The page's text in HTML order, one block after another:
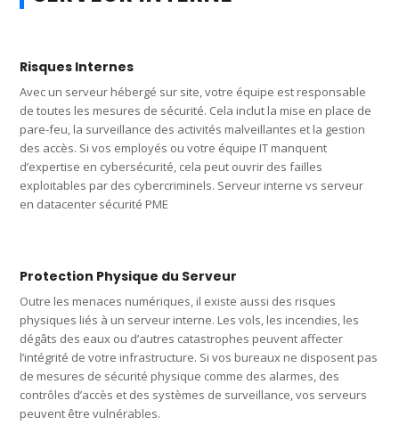
Risques Internes
Avec un serveur hébergé sur site, votre équipe est responsable
de toutes les mesures de sécurité. Cela inclut la mise en place de
pare-feu, la surveillance des activités malveillantes et la gestion
des accès. Si vos employés ou votre équipe IT manquent
d’expertise en cybersécurité, cela peut ouvrir des failles
exploitables par des cybercriminels. Serveur interne vs serveur
en datacenter sécurité PME
Protection Physique du Serveur
Outre les menaces numériques, il existe aussi des risques
physiques liés à un serveur interne. Les vols, les incendies, les
dégâts des eaux ou d’autres catastrophes peuvent affecter
l’intégrité de votre infrastructure. Si vos bureaux ne disposent pas
de mesures de sécurité physique comme des alarmes, des
contrôles d’accès et des systèmes de surveillance, vos serveurs
peuvent être vulnérables.